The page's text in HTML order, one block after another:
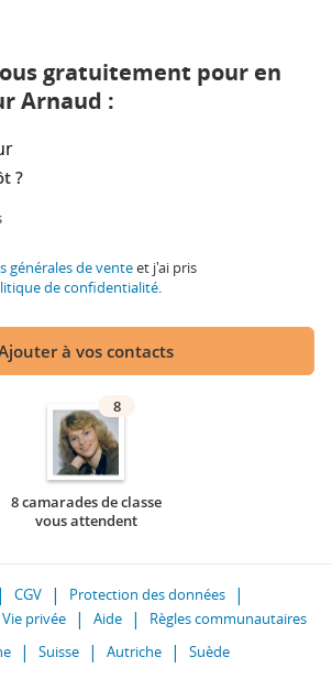
gratuitement pour en
Arnaud :
?
générales de venteet j'ai pris
de confidentialité.
à vos contacts
8
8 camarades de classe
vous attendent
CGV
Protection des données
Vie privée Aide
Règles communautaires
Suisse Autriche Suède